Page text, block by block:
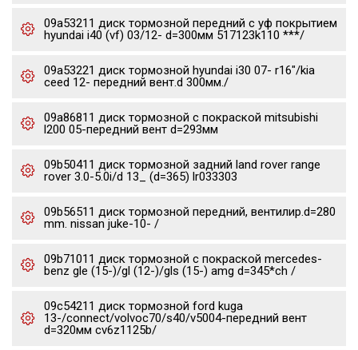
09a53211 диск тормозной передний с уф покрытием
hyundai i40 (vf) 03/12- d=300мм 517123k110 ***/
09a53221 диск тормозной hyundai i30 07- r16"/kia
ceed 12- передний вент.d 300мм./
09a86811 диск тормозной с покраской mitsubishi
l200 05-передний вент d=293мм
09b50411 диск тормозной задний land rover range
rover 3.0-5.0i/d 13_ (d=365) lr033303
09b56511 диск тормозной передний, вентилир.d=280
mm. nissan juke-10- /
09b71011 диск тормозной с покраской mercedes-
benz gle (15-)/gl (12-)/gls (15-) amg d=345*ch /
09c54211 диск тормозной ford kuga
13-/connect/volvoc70/s40/v5004-передний вент
d=320мм cv6z1125b/